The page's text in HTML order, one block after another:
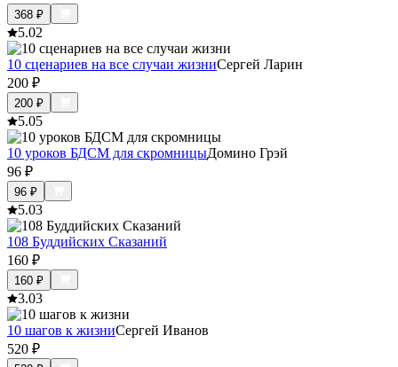
368 ₽
5.02
10 сценариев на все случаи жизниСергей Ларин
200 ₽
200 ₽
5.05
10 уроков БДСМ для скромницыДомино Грэй
96 ₽
96 ₽
5.03
108 Буддийских Сказаний
160 ₽
160 ₽
3.03
10 шагов к жизниСергей Иванов
520 ₽